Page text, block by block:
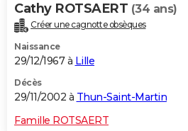
Cathy ROTSAERT (34 ans)
Créer une cagnotte obsèques
Naissance
29/12/1967 à Lille
Décès
29/11/2002 à Thun-Saint-Martin
Famille ROTSAERT